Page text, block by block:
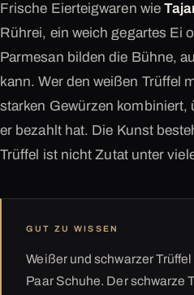
Frische Eierteigwaren wie
Rührei, ein weich gegartes Ei
Parmesan bilden die Bühne,
kann. Wer den weißen Trüffel
starken Gewürzen
er bezahlt hat. Die Kunst
Trüffel ist nicht Zutat unter
GUT ZU WISSEN
Weißer und schwarzer
Paar Schuhe. Der schwarze